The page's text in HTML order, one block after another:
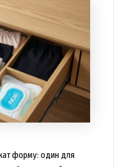
форму: один для